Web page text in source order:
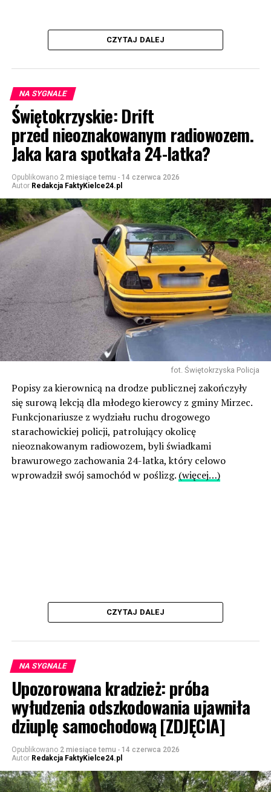
CZYTAJ DALEJ
NA SYGNALE
Świętokrzyskie: Drift
przed nieoznakowanym radiowozem.
Jaka kara spotkała 24-latka?
Opublikowano 2 miesiące temu - 14 czerwca 2026
Autor Redakcja FaktyKielce24.pl
fot. Świętokrzyska Policja
Popisy za kierownicą na drodze publicznej zakończyły
się surową lekcją dla młodego kierowcy z gminy Mirzec.
Funkcjonariusze z wydziału ruchu drogowego
starachowickiej policji, patrolujący okolicę
nieoznakowanym radiowozem, byli świadkami
brawurowego zachowania 24-latka, który celowo
wprowadził swój samochód w poślizg. (więcej…)
CZYTAJ DALEJ
NA SYGNALE
Upozorowana kradzież: próba
wyłudzenia odszkodowania ujawniła
dziuplę samochodową [ZDJĘCIA]
Opublikowano 2 miesiące temu - 14 czerwca 2026
Autor Redakcja FaktyKielce24.pl